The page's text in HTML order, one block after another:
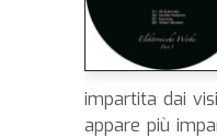
impartita dai
appare più